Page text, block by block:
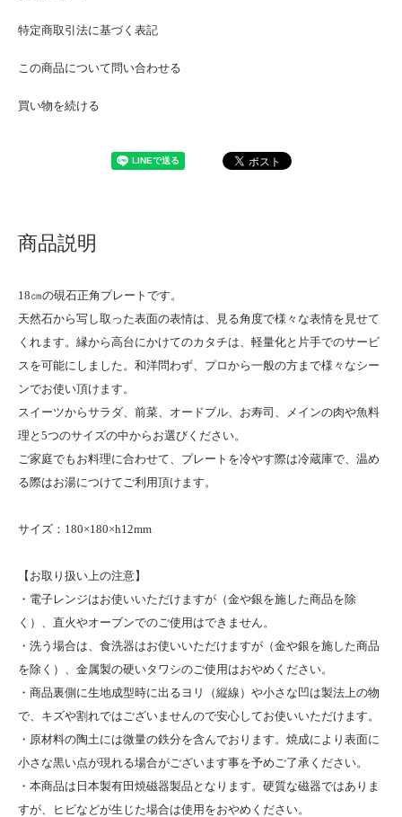
特定商取引法に基づく表記
この商品について問い合わせる
買い物を続ける
商品説明
18㎝の硯石正角プレートです。
天然石から写し取った表面の表情は、見る角度で様々な表情を見せて
くれます。縁から高台にかけてのカタチは、軽量化と片手でのサービ
スを可能にしました。和洋問わず、プロから一般の方まで様々なシー
ンでお使い頂けます。
スイーツからサラダ、前菜、オードブル、お寿司、メインの肉や魚料
理と5つのサイズの中からお選びください。
ご家庭でもお料理に合わせて、プレートを冷やす際は冷蔵庫で、温め
る際はお湯につけてご利用頂けます。
サイズ：180×180×h12mm
【お取り扱い上の注意】
・電子レンジはお使いいただけますが（金や銀を施した商品を除
く）、直火やオーブンでのご使用はできません。
・洗う場合は、食洗器はお使いいただけますが（金や銀を施した商品
を除く）、金属製の硬いタワシのご使用はおやめください。
・商品裏側に生地成型時に出るヨリ（縦線）や小さな凹は製法上の物
で、キズや割れではございませんので安心してお使いいただけます。
・原材料の陶土には微量の鉄分を含んでおります。焼成により表面に
小さな黒い点が現れる場合がございます事を予めご了承ください。
・本商品は日本製有田焼磁器製品となります。硬質な磁器ではありま
すが、ヒビなどが生じた場合は使用をおやめください。